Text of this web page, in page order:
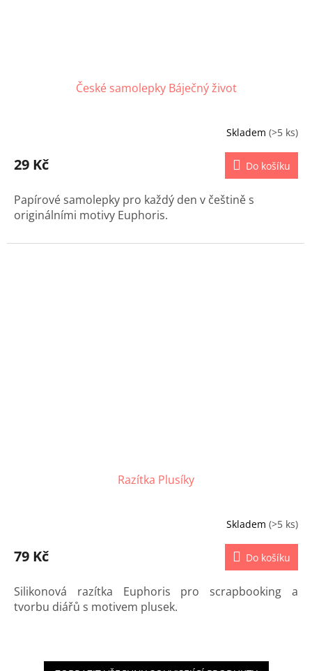
České samolepky Báječný život
Skladem (>5 ks)
29 Kč Do košíku
Papírové samolepky pro každý den v češtině s
originálními motivy Euphoris.
Razítka Plusíky
Skladem (>5 ks)
79 Kč Do košíku
Silikonová razítka Euphoris pro scrapbooking a
tvorbu diářů s motivem plusek.